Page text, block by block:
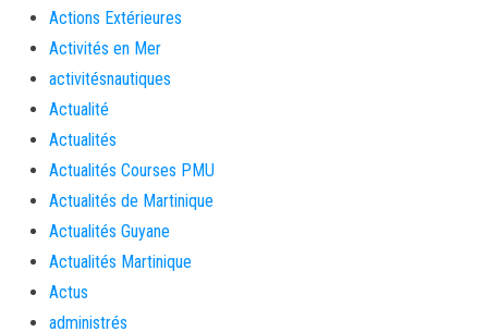
Actions Extérieures
Activités en Mer
activitésnautiques
Actualité
Actualités
Actualités Courses PMU
Actualités de Martinique
Actualités Guyane
Actualités Martinique
Actus
administrés